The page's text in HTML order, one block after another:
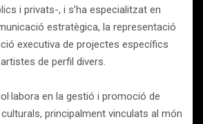
i privats-, i s’ha especialitzat en
estratègica, la representació
executiva de projectes específics
de perfil divers.
en la gestió i promoció de
principalment vinculats al món